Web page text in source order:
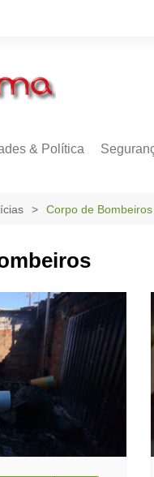
& Política
Corpo de Bombeiros